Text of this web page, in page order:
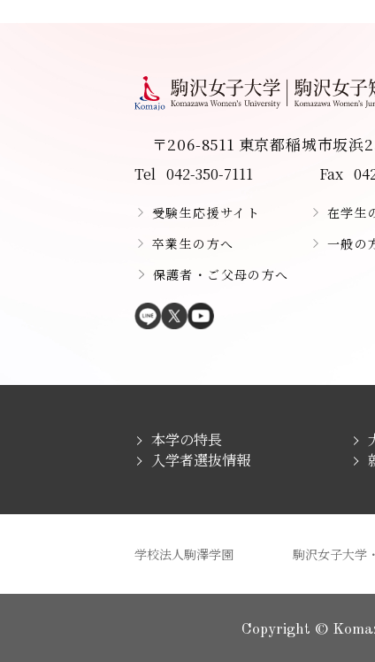
〒206-8511 東京都稲城市坂浜
Tel 042-350-7111 Fax
受験生応援サイト
在学生
卒業生の方へ
一般の
保護者・ご父母の方へ
本学の特長
入学者選抜情報
学校法人駒澤学園 駒沢女子大学
Copyright ©